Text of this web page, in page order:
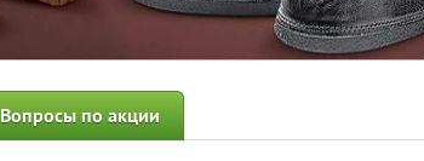
Вопросы по акции